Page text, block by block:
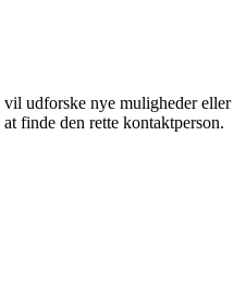
udforske nye muligheder eller
finde den rette kontaktperson.